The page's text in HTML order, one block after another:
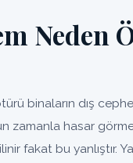
Neden
binaların dış
zamanla hasar
fakat bu yanlıştır.